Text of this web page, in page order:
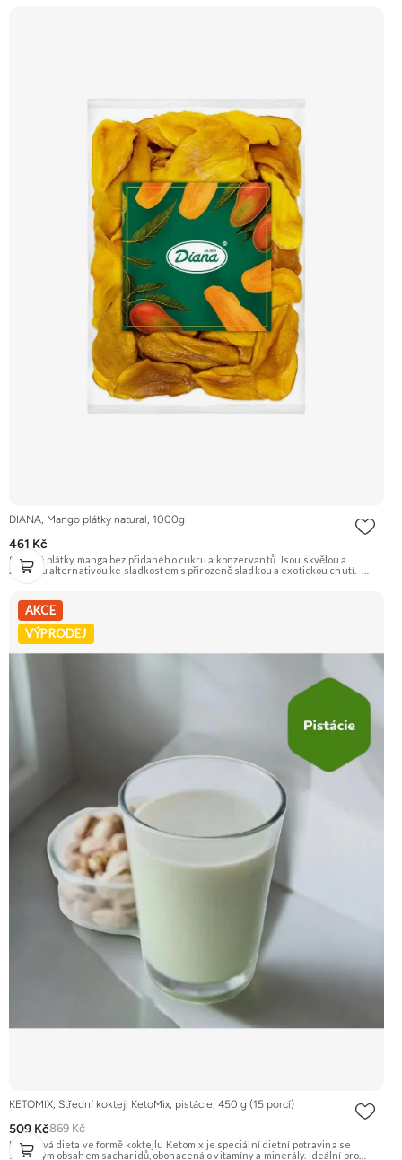
DIANA, Mango plátky natural, 1000g
461 Kč
Sušené plátky manga bez přidaného cukru a konzervantů. Jsou skvělou a
zdravou alternativou ke sladkostem s přirozeně sladkou a exotickou chutí.
AKCE
VÝPRODEJ
KETOMIX, Střední koktejl KetoMix, pistácie, 450 g (15 porcí)
509 Kč869 Kč
Ketonová dieta ve formě koktejlu Ketomix je speciální dietní potravina se
sníženým obsahem sacharidů, obohacená o vitamíny a minerály. Ideální pro